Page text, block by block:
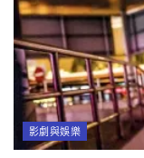
影劇與娛樂